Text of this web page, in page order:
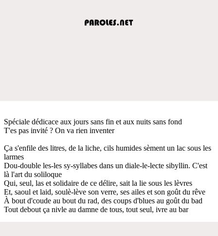
Spéciale dédicace aux jours sans fin et aux nuits sans fond
T'es pas invité ? On va rien inventer
Ça s'enfile des litres, de la liche, cils humides sèment un lac sous les
larmes
Dou-double les-les sy-syllabes dans un diale-le-lecte sibyllin. C'est
là l'art du soliloque
Qui, seul, las et solidaire de ce délire, sait la lie sous les lèvres
Et, saoul et laid, soulè-lève son verre, ses ailes et son goût du rêve
À bout d'coude au bout du rad, des coups d'blues au goût du bad
Tout debout ça nivle au damne de tous, tout seul, ivre au bar